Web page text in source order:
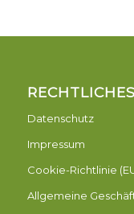
RECHTLICHES
Datenschutz
Impressum
Cookie-Richtlinie
Allgemeine